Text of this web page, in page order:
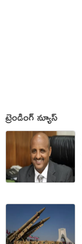
ట్రెండింగ్ న్యూస్